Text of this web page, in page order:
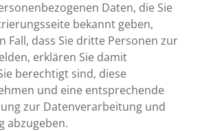
Daten, die Sie
bekannt geben,
Fall, dass Sie dritte Personen zur
erklären Sie damit
berechtigt sind, diese
und eine entsprechende
zur Datenverarbeitung und
abzugeben.